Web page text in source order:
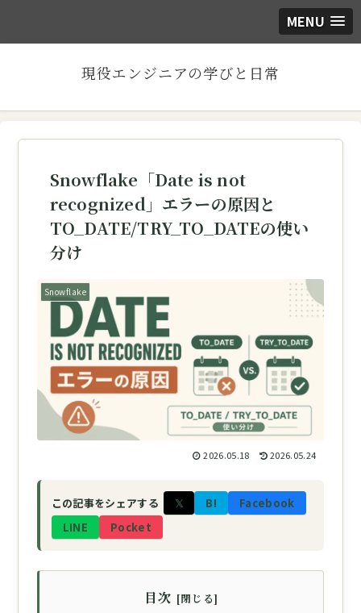
MENU
現役エンジニアの学びと日常
Snowflake「Date is not
recognized」エラーの原因と
TO_DATE/TRY_TO_DATEの使い
分け
Snowflake
2026.05.18 2026.05.24
この記事をシェアする 𝕏 B!
Facebook
LINE
Pocket
目次